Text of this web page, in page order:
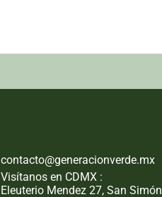
contacto@generacionverde.mx
Visítanos en CDMX :
Eleuterio Mendez 27, San